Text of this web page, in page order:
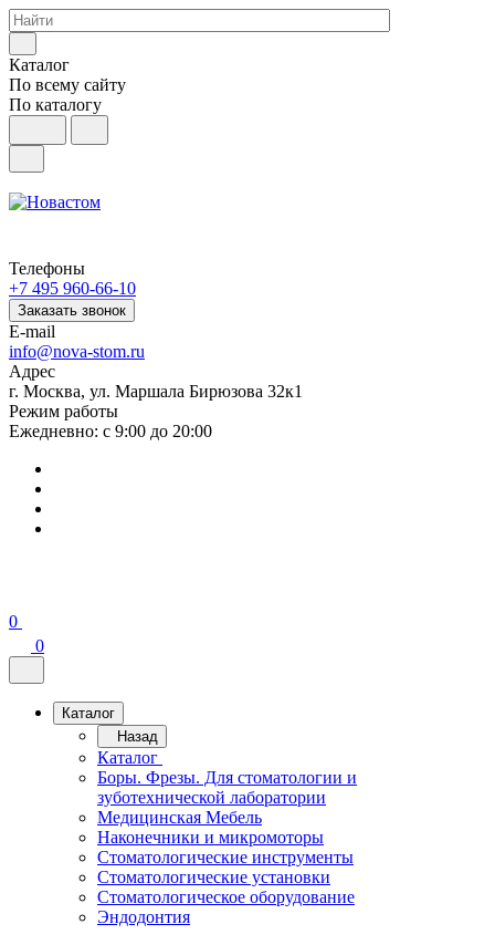
Каталог
По всему сайту
По каталогу
Телефоны
+7 495 960-66-10
Заказать звонок
E-mail
info@nova-stom.ru
Адрес
г. Москва, ул. Маршала Бирюзова 32к1
Режим работы
Ежедневно: с 9:00 до 20:00
0
0
Каталог
Назад
Каталог
Боры. Фрезы. Для стоматологии и
зуботехнической лаборатории
Медицинская Мебель
Наконечники и микромоторы
Стоматологические инструменты
Стоматологические установки
Стоматологическое оборудование
Эндодонтия